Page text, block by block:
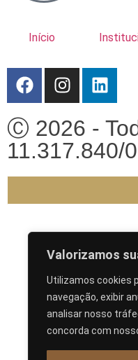
Valorizamos
Utilizamos cookies
navegação, exibir
analisar nosso
concorda com
Início
Ⓒ 2026 -
11.317.840/